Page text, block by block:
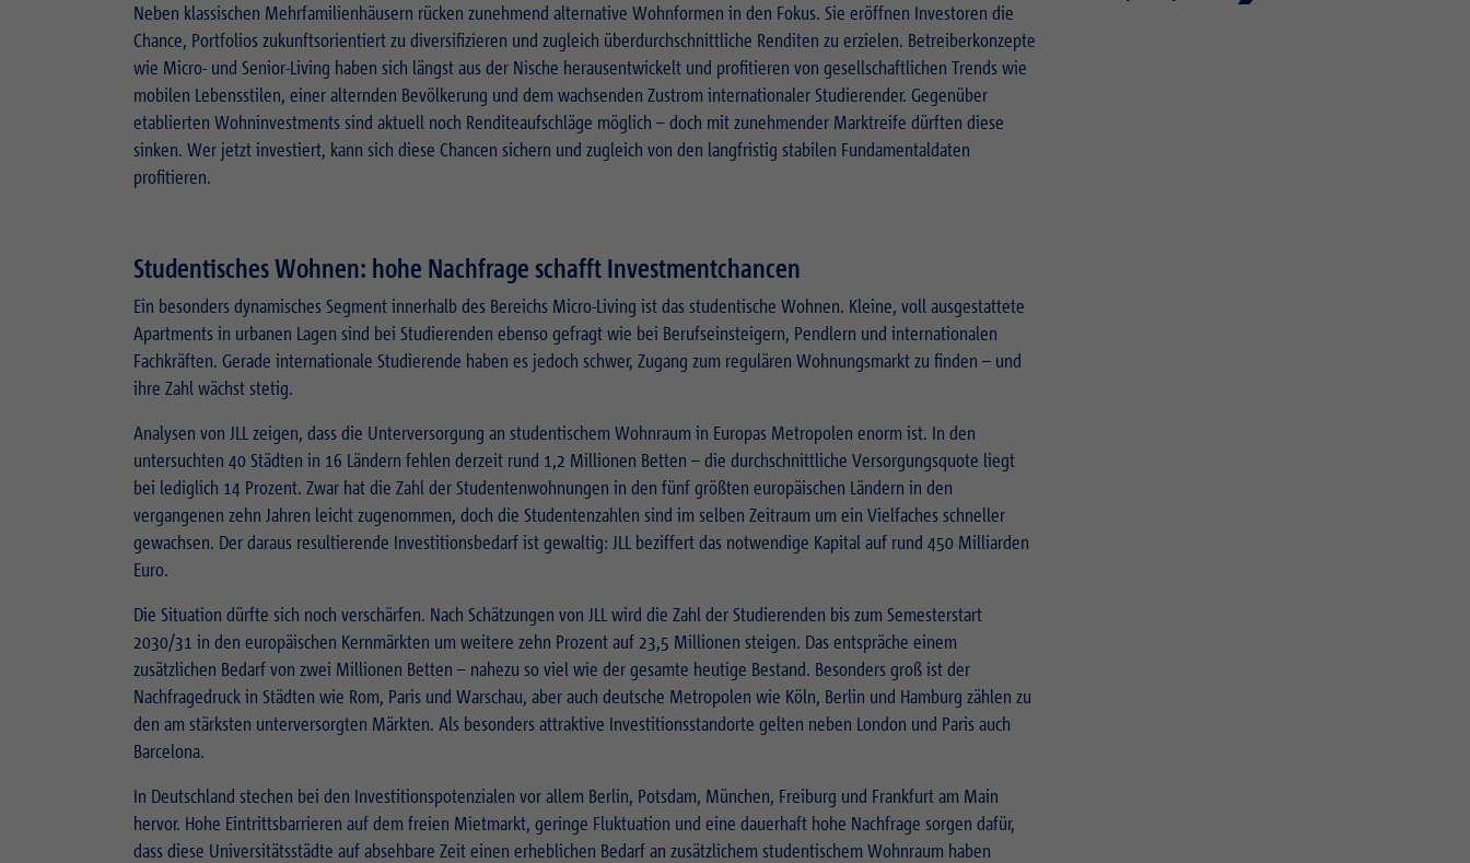
Neben klassischen Mehrfamilienhäusern rücken zunehmend alternative Wohnformen in den Fokus. Sie eröffnen Investoren die
Chance, Portfolios zukunftsorientiert zu diversifizieren und zugleich überdurchschnittliche Renditen zu erzielen. Betreiberkonzepte
wie Micro- und Senior-Living haben sich längst aus der Nische herausentwickelt und profitieren von gesellschaftlichen Trends wie
mobilen Lebensstilen, einer alternden Bevölkerung und dem wachsenden Zustrom internationaler Studierender. Gegenüber
etablierten Wohninvestments sind aktuell noch Renditeaufschläge möglich – doch mit zunehmender Marktreife dürften diese
sinken. Wer jetzt investiert, kann sich diese Chancen sichern und zugleich von den langfristig stabilen Fundamentaldaten
profitieren.
Studentisches Wohnen: hohe Nachfrage schafft Investmentchancen
Ein besonders dynamisches Segment innerhalb des Bereichs Micro-Living ist das studentische Wohnen. Kleine, voll ausgestattete
Apartments in urbanen Lagen sind bei Studierenden ebenso gefragt wie bei Berufseinsteigern, Pendlern und internationalen
Fachkräften. Gerade internationale Studierende haben es jedoch schwer, Zugang zum regulären Wohnungsmarkt zu finden – und
ihre Zahl wächst stetig.
Analysen von JLL zeigen, dass die Unterversorgung an studentischem Wohnraum in Europas Metropolen enorm ist. In den
untersuchten 40 Städten in 16 Ländern fehlen derzeit rund 1,2 Millionen Betten – die durchschnittliche Versorgungsquote liegt
bei lediglich 14 Prozent. Zwar hat die Zahl der Studentenwohnungen in den fünf größten europäischen Ländern in den
vergangenen zehn Jahren leicht zugenommen, doch die Studentenzahlen sind im selben Zeitraum um ein Vielfaches schneller
gewachsen. Der daraus resultierende Investitionsbedarf ist gewaltig: JLL beziffert das notwendige Kapital auf rund 450 Milliarden
Euro.
Die Situation dürfte sich noch verschärfen. Nach Schätzungen von JLL wird die Zahl der Studierenden bis zum Semesterstart
2030/31 in den europäischen Kernmärkten um weitere zehn Prozent auf 23,5 Millionen steigen. Das entspräche einem
zusätzlichen Bedarf von zwei Millionen Betten – nahezu so viel wie der gesamte heutige Bestand. Besonders groß ist der
Nachfragedruck in Städten wie Rom, Paris und Warschau, aber auch deutsche Metropolen wie Köln, Berlin und Hamburg zählen zu
den am stärksten unterversorgten Märkten. Als besonders attraktive Investitionsstandorte gelten neben London und Paris auch
Barcelona.
In Deutschland stechen bei den Investitionspotenzialen vor allem Berlin, Potsdam, München, Freiburg und Frankfurt am Main
hervor. Hohe Eintrittsbarrieren auf dem freien Mietmarkt, geringe Fluktuation und eine dauerhaft hohe Nachfrage sorgen dafür,
dass diese Universitätsstädte auf absehbare Zeit einen erheblichen Bedarf an zusätzlichem studentischem Wohnraum haben
Zweck Login Redaktionssystem
Name PHPSESSID
Anbieter PHP
Name fe_typo_usr
Anbieter TYPO3
Login geschlossener Bereich
Zweck Reichweitenmessung
Name _pk_ses.1.934d
Anbieter Matomo
Informationen anzubieten.